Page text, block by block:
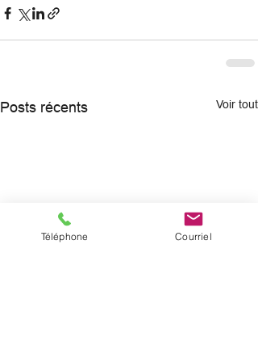
Posts récents Voir tout
Téléphone Courriel